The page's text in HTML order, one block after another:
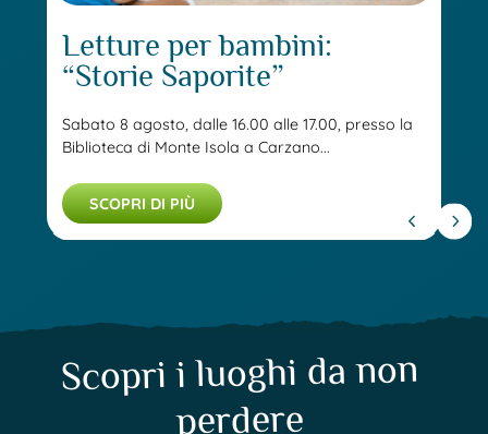
Letture per bambini:
“Storie Saporite”
Sabato 8 agosto, dalle 16.00 alle 17.00, presso la
Biblioteca di Monte Isola a Carzano...
SCOPRI DI PIÙ
Scopri i luoghi da non
perdere